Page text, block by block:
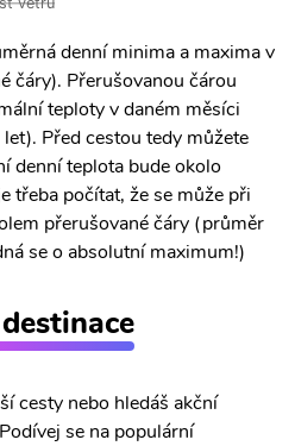
denní minima a maxima v
čáry). Přerušovanou čárou
teploty v daném měsíci
Před cestou tedy můžete
denní teplota bude okolo
třeba počítat, že se může při
přerušované čáry (průměr
se o absolutní maximum!)
cesty nebo hledáš akční
se na populární